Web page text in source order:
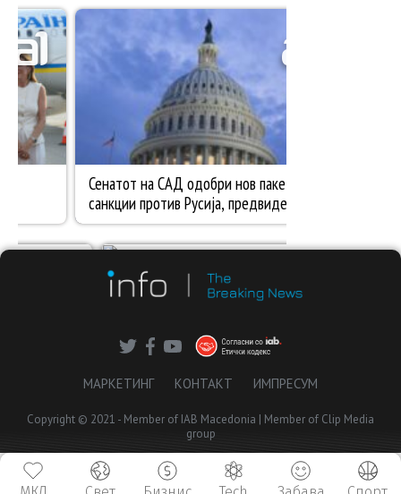
МАРКЕТИНГ КОНТАКТ ИМПРЕСУМ
Copyright © 2021 - Member of IAB Macedonia | Member of Clip Media
group